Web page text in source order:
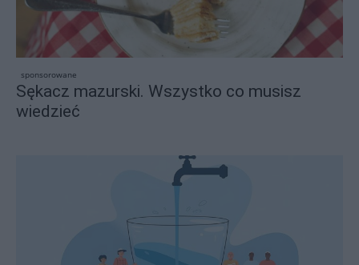
sponsorowane
Sękacz mazurski. Wszystko co musisz
wiedzieć